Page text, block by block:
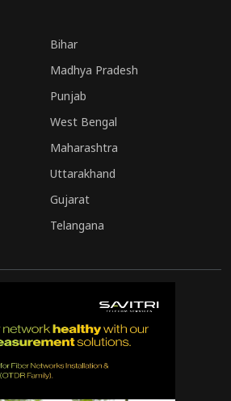
Bihar
Madhya Pradesh
Punjab
West Bengal
Maharashtra
Uttarakhand
Gujarat
Telangana